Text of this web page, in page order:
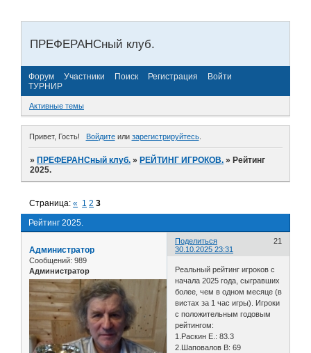
ПРЕФЕРАНСный клуб.
Форум Участники Поиск Регистрация
Войти
ТУРНИР
Активные темы
Привет, Гость! Войдитеили зарегистрируйтесь.
»ПРЕФЕРАНСный клуб. »РЕЙТИНГ ИГРОКОВ. »Рейтинг
2025.
Рейтинг 2025.
Страница:« 1 2 3
Поделиться
21
30.10.2025 23:31
Администратор
Сообщений: 989
Администратор
Реальный рейтинг игроков с
начала 2025 года, сыгравших
более, чем в одном месяце (в
вистах за 1 час игры). Игроки
с положительным годовым
рейтингом:
1.Раскин Е.: 83.3
2.Шаповалов В: 69